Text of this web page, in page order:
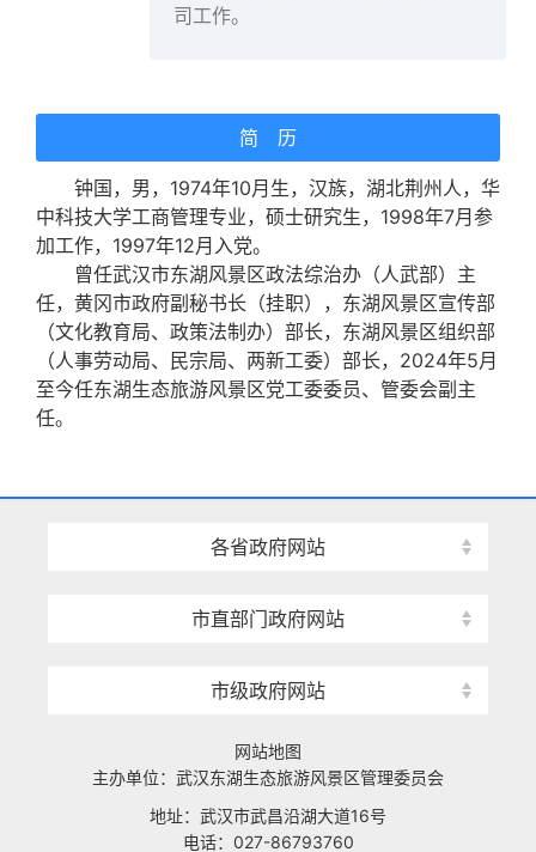
司工作。
简 历
钟国，男，1974年10月生，汉族，湖北荆州人，华
中科技大学工商管理专业，硕士研究生，1998年7月参
加工作，1997年12月入党。
曾任武汉市东湖风景区政法综治办（人武部）主
任，黄冈市政府副秘书长（挂职），东湖风景区宣传部
（文化教育局、政策法制办）部长，东湖风景区组织部
（人事劳动局、民宗局、两新工委）部长，2024年5月
至今任东湖生态旅游风景区党工委委员、管委会副主
任。
各省政府网站
市直部门政府网站
市级政府网站
网站地图
主办单位：武汉东湖生态旅游风景区管理委员会
地址：武汉市武昌沿湖大道16号
电话：027-86793760